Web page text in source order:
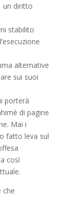
un diritto
stabilito
alternative
sui suoi
porterà
di pagine
Mai i
fatto leva sul
così
che